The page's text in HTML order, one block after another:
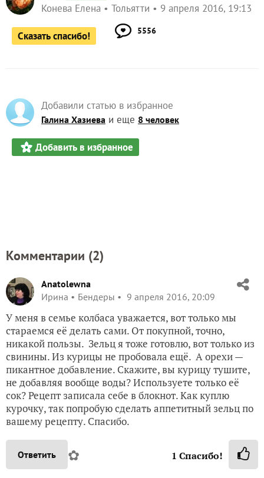
Конева Елена Тольятти 9 апреля 2016, 19:13
Сказать спасибо! 5556
Добавили статью в избранное
Галина Хазиева и еще 8 человек
Добавить в избранное
Комментарии (2)
Anatolewna
Ирина
Бендеры 9 апреля 2016, 20:09
У меня в семье колбаса уважается, вот только мы
стараемся её делать сами. От покупной, точно,
никакой пользы. Зельц я тоже готовлю, вот только из
свинины. Из курицы не пробовала ещё. А орехи —
пикантное добавление. Скажите, вы курицу тушите,
не добавляя вообще воды? Используете только её
сок? Рецепт записала себе в блокнот. Как куплю
курочку, так попробую сделать аппетитный зельц по
вашему рецепту. Спасибо.
Ответить ✿ 1 Спасибо!